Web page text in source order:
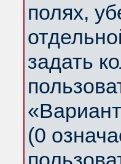
полях,
задать
(0